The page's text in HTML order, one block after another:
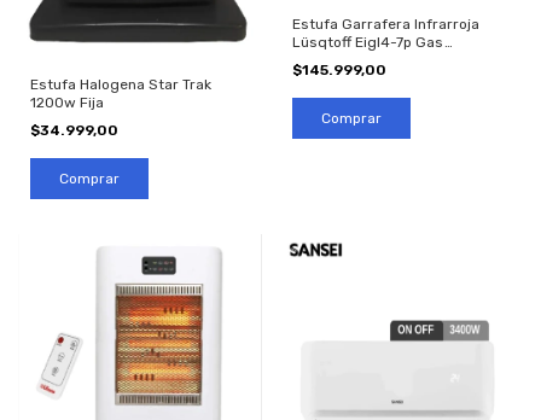
Estufa Halogena Star Trak
1200w Fija
$34.999,00
Estufa Garrafera Infrarroja
Lüsqtoff Eigl4-7p Gas
$145.999,00